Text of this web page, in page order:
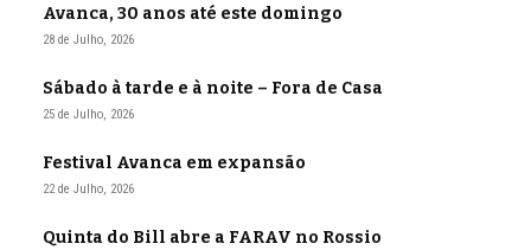
Avanca, 30 anos até este domingo
28 de Julho, 2026
Sábado à tarde e à noite – Fora de Casa
25 de Julho, 2026
Festival Avanca em expansão
22 de Julho, 2026
Quinta do Bill abre a FARAV no Rossio